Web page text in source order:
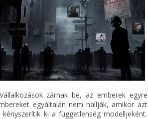
zárnak be, az emberek egyre
egyáltalán nem hallják, amikor azt
ki a függetlenség modelljeként.